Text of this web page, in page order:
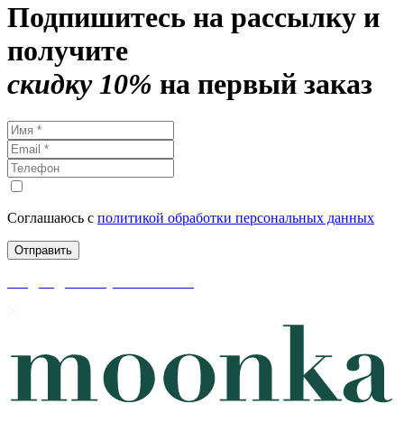
Подпишитесь на рассылку и
получите
скидку 10% на первый заказ
Соглашаюсь с политикой обработки персональных данных